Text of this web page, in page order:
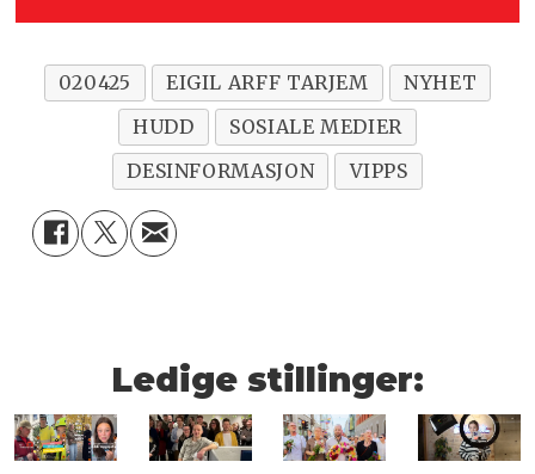
020425 EIGIL ARFF TARJEM
NYHET
HUDD
SOSIALE MEDIER
DESINFORMASJON
VIPPS
Ledige stillinger: